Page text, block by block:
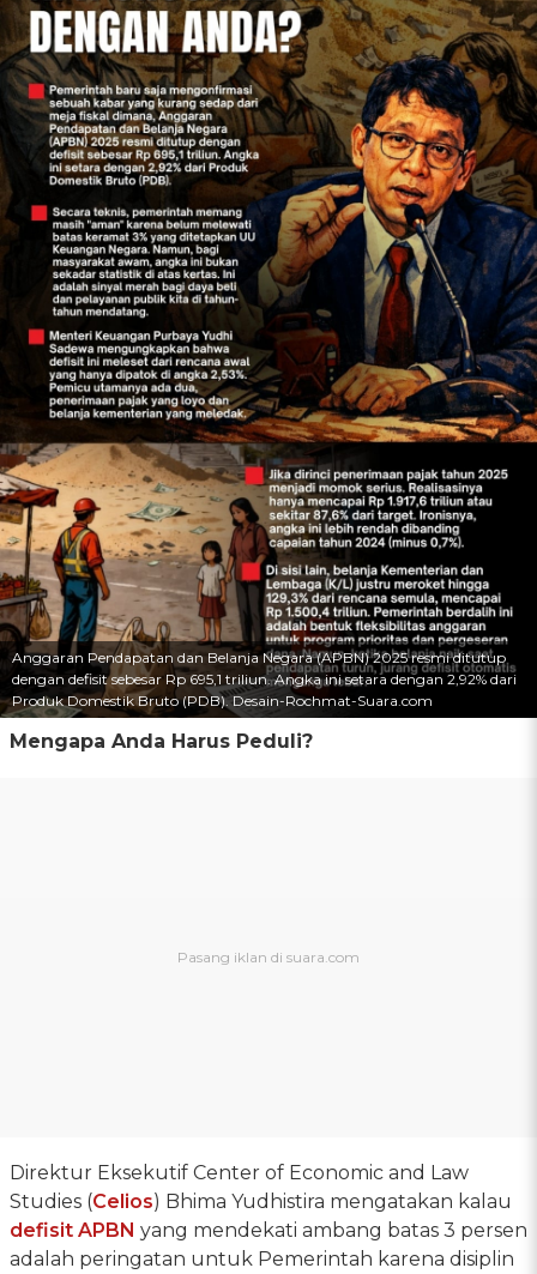
Anggaran Pendapatan dan Belanja Negara (APBN) 2025 resmi ditutup
dengan defisit sebesar Rp 695,1 triliun. Angka ini setara dengan 2,92% dari
Produk Domestik Bruto (PDB). Desain-Rochmat-Suara.com
Mengapa Anda Harus Peduli?
Direktur Eksekutif Center of Economic and Law
Studies (Celios) Bhima Yudhistira mengatakan kalau
defisit APBN yang mendekati ambang batas 3 persen
adalah peringatan untuk Pemerintah karena disiplin